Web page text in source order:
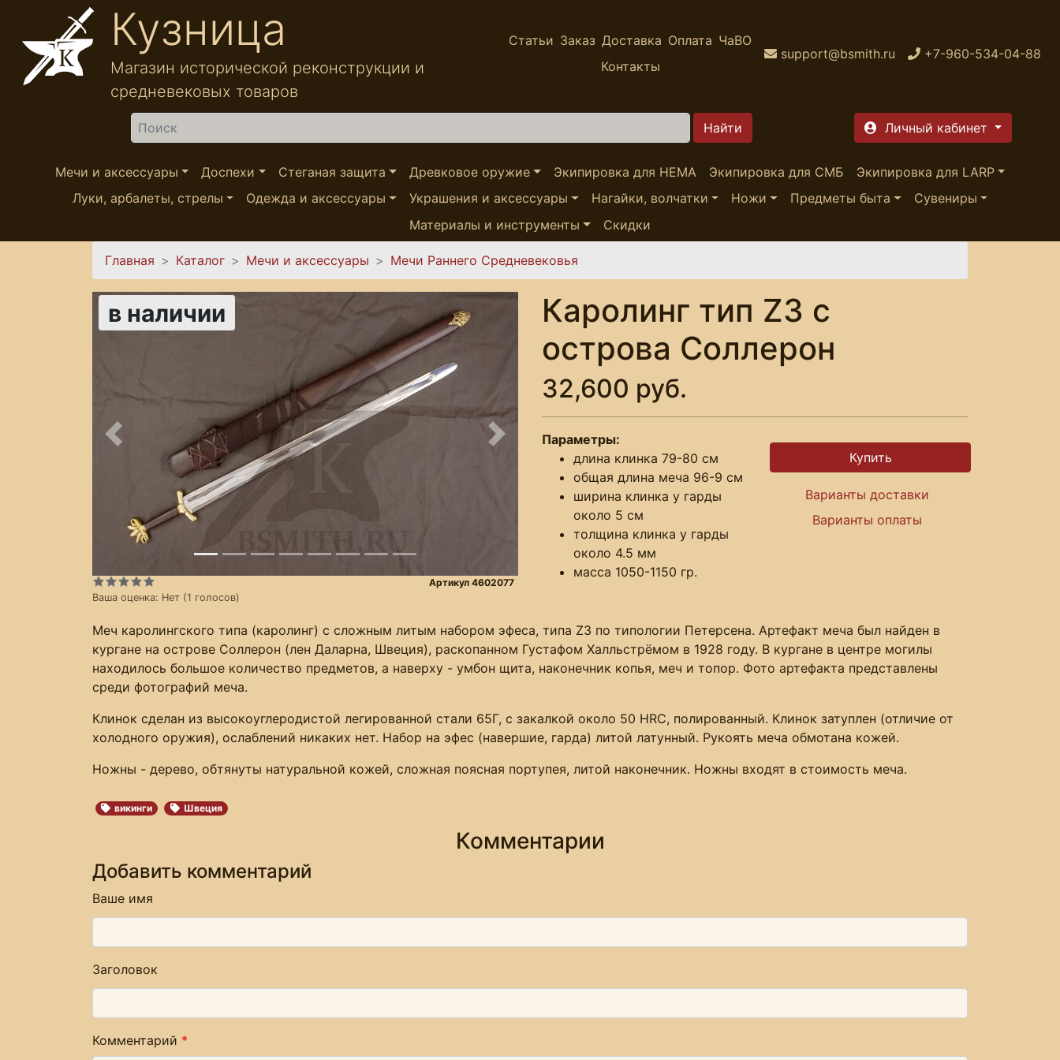
Перейти к основному содержанию
Кузница
Магазин исторической реконструкции и
средневековых товаров
Статьи Заказ Доставка Оплата ЧаВО
Контакты
support@bsmith.ru +7-960-534-04-88
Найти Личный кабинет
Мечи и аксессуары Доспехи Стеганая защита Древковое оружие Экипировка для HEMA Экипировка для СМБ
Экипировка для LARP
Луки, арбалеты, стрелы
Одежда и аксессуары Украшения и аксессуары Нагайки, волчатки Ножи Предметы быта
Сувениры
Материалы и инструменты
Скидки
Вы здесь
Главная Каталог Мечи и аксессуары Мечи Раннего Средневековья
в наличии
Предыдущее Следующее
Ваша оценка: Нет (1 голосов)
Артикул 4602077
Каролинг тип Z3 с
острова Соллерон
32,600 руб.
Параметры:
длина клинка 79-80 см
общая длина меча 96-9 см
ширина клинка у гарды
около 5 см
толщина клинка у гарды
около 4.5 мм
масса 1050-1150 гр.
Варианты доставки
Варианты оплаты
Меч каролингского типа (каролинг) с сложным литым набором эфеса, типа Z3 по типологии Петерсена. Артефакт меча был найден в
кургане на острове Соллерон (лен Даларна, Швеция), раскопанном Густафом Халльстрёмом в 1928 году. В кургане в центре могилы
находилось большое количество предметов, а наверху - умбон щита, наконечник копья, меч и топор. Фото артефакта представлены
среди фотографий меча.
Клинок сделан из высокоуглеродистой легированной стали 65Г, с закалкой около 50 HRC, полированный. Клинок затуплен (отличие от
холодного оружия), ослаблений никаких нет. Набор на эфес (навершие, гарда) литой латунный. Рукоять меча обмотана кожей.
Ножны - дерево, обтянуты натуральной кожей, сложная поясная портупея, литой наконечник. Ножны входят в стоимость меча.
викинги Швеция
Комментарии
Добавить комментарий
Ваше имя
Заголовок
Комментарий *